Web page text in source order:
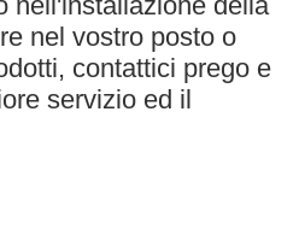
nel vostro posto o
contattici prego e
servizio ed il